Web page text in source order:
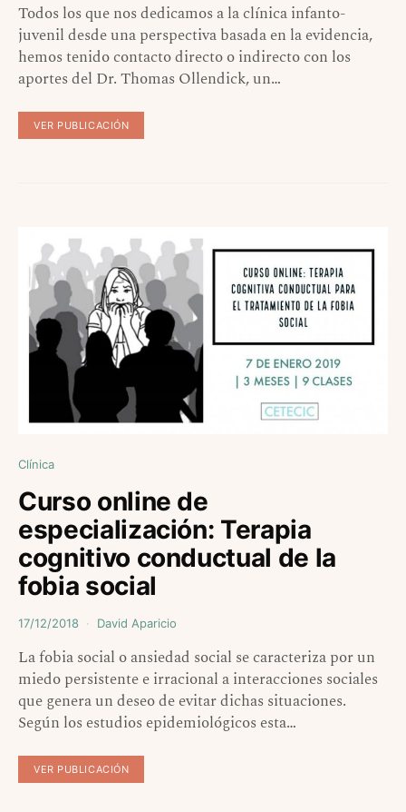
Todos los que nos dedicamos a la clínica infanto-
juvenil desde una perspectiva basada en la evidencia,
hemos tenido contacto directo o indirecto con los
aportes del Dr. Thomas Ollendick, un…
VER PUBLICACIÓN
Clínica
Curso online de
especialización: Terapia
cognitivo conductual de la
fobia social
17/12/2018 David Aparicio
La fobia social o ansiedad social se caracteriza por un
miedo persistente e irracional a interacciones sociales
que genera un deseo de evitar dichas situaciones.
Según los estudios epidemiológicos esta…
VER PUBLICACIÓN